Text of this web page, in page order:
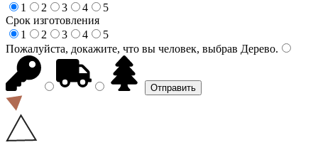
1
2 3 4
5
Срок изготовления
1
2 3 4
5
Пожалуйста, докажите, что вы человек, выбрав Дерево.